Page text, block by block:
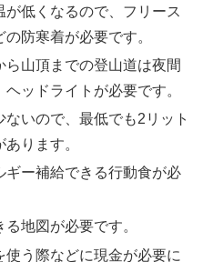
が低くなるので、フリース
防寒着が必要です。
ら山頂までの登山道は夜間
ッドライトが必要です。
ないので、最低でも2リット
ります。
ギー補給できる行動食が必
る地図が必要です。
使う際などに現金が必要に